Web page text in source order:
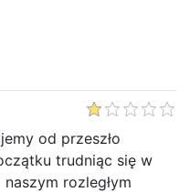
od przeszło
trudniąc się w
rozległym